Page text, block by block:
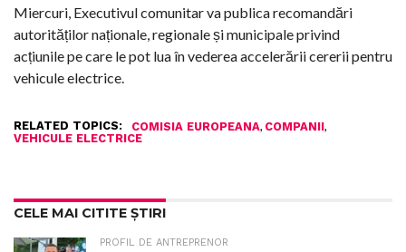
Miercuri, Executivul comunitar va publica recomandări
autorităților naționale, regionale și municipale privind
acțiunile pe care le pot lua în vederea accelerării cererii pentru
vehicule electrice.
RELATED TOPICS: COMISIA EUROPEANA, COMPANII,
VEHICULE ELECTRICE
CELE MAI CITITE ȘTIRI
PROFIL DE ANTREPRENOR